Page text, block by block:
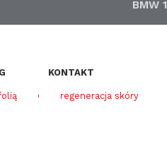
BMW 1
KONTAKT
regeneracja skóry